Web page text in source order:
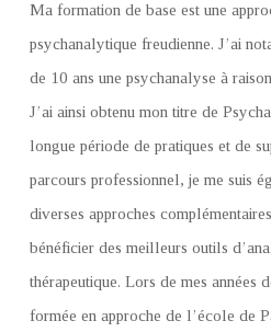
Ma formation de base est une
psychanalytique freudienne. J’ai
de 10 ans une psychanalyse à
J’ai ainsi obtenu mon titre de
longue période de pratiques et de
parcours professionnel, je me suis
diverses approches
bénéficier des meilleurs outils
thérapeutique. Lors de mes années
formée en approche de l’école de